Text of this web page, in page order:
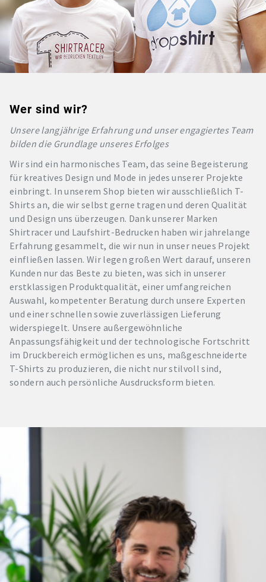
Wer sind wir?
Unsere langjährige Erfahrung und unser engagiertes Team
bilden die Grundlage unseres Erfolges
Wir sind ein harmonisches Team, das seine Begeisterung
für kreatives Design und Mode in jedes unserer Projekte
einbringt. In unserem Shop bieten wir ausschließlich T-
Shirts an, die wir selbst gerne tragen und deren Qualität
und Design uns überzeugen. Dank unserer Marken
Shirtracer und Laufshirt-Bedrucken haben wir jahrelange
Erfahrung gesammelt, die wir nun in unser neues Projekt
einfließen lassen. Wir legen großen Wert darauf, unseren
Kunden nur das Beste zu bieten, was sich in unserer
erstklassigen Produktqualität, einer umfangreichen
Auswahl, kompetenter Beratung durch unsere Experten
und einer schnellen sowie zuverlässigen Lieferung
widerspiegelt. Unsere außergewöhnliche
Anpassungsfähigkeit und der technologische Fortschritt
im Druckbereich ermöglichen es uns, maßgeschneiderte
T-Shirts zu produzieren, die nicht nur stilvoll sind,
sondern auch persönliche Ausdrucksform bieten.